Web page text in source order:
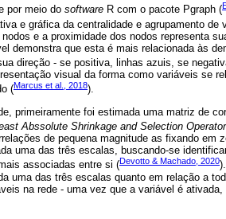
por meio do software R com o pacote Pgraph (
e gráfica da centralidade e agrupamento de
e a proximidade dos nodos representa
demonstra que esta é mais relacionada às
direção - se positiva, linhas azuis, se
visual da forma como variáveis se
(Marcus et al., 2018).
primeiramente foi estimada uma matriz de
Abssolute Shrinkage and Selection Operator
de pequena magnitude as fixando em
uma das três escalas, buscando-se
associadas entre si (Devotto & Machado, 2020
uma das três escalas quanto em relação a
na rede - uma vez que a variável é